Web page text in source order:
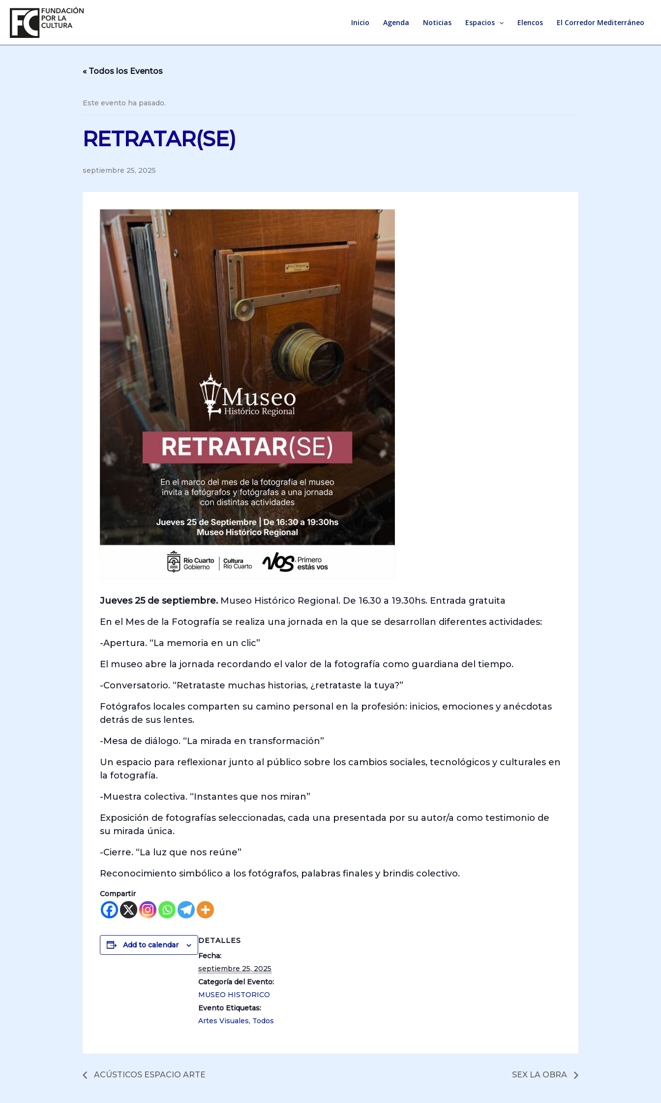
contenido
Inicio Agenda Noticias Espacios Elencos El Corredor Mediterráneo
« Todos los Eventos
Este evento ha pasado.
RETRATAR(SE)
septiembre 25, 2025
Jueves 25 de septiembre. Museo Histórico Regional. De 16.30 a 19.30hs. Entrada gratuita
En el Mes de la Fotografía se realiza una jornada en la que se desarrollan diferentes actividades:
-Apertura. “La memoria en un clic”
El museo abre la jornada recordando el valor de la fotografía como guardiana del tiempo.
-Conversatorio. “Retrataste muchas historias, ¿retrataste la tuya?”
Fotógrafos locales comparten su camino personal en la profesión: inicios, emociones y anécdotas
detrás de sus lentes.
-Mesa de diálogo. “La mirada en transformación”
Un espacio para reflexionar junto al público sobre los cambios sociales, tecnológicos y culturales en
la fotografía.
-Muestra colectiva. “Instantes que nos miran”
Exposición de fotografías seleccionadas, cada una presentada por su autor/a como testimonio de
su mirada única.
-Cierre. “La luz que nos reúne”
Reconocimiento simbólico a los fotógrafos, palabras finales y brindis colectivo.
Compartir
Add to calendar
DETALLES
Fecha:
septiembre 25, 2025
Categoría del Evento:
MUSEO HISTORICO
Evento Etiquetas:
Artes Visuales, Todos
ACÚSTICOS ESPACIO ARTE SEX LA OBRA